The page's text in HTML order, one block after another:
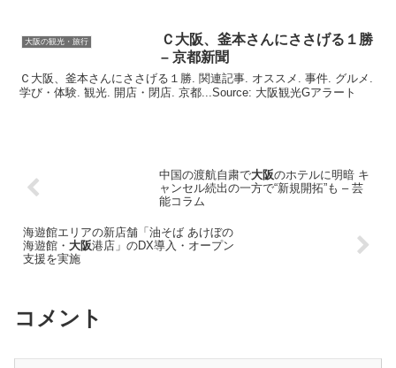
大阪の観光・旅行 Ｃ 大阪、釜本さんにささげる１勝
– 京都新聞
Ｃ大阪、釜本さんにささげる１勝. 関連記事. オススメ. 事件. グルメ.
学び・体験. 観光. 開店・閉店. 京都...Source: 大阪観光Gアラート
中国の渡航自粛で大阪のホテルに明暗 キ
ャンセル続出の一方で“新規開拓”も – 芸
能コラム
海遊館エリアの新店舗「油そば あけぼの
海遊館・ 大阪港店」のDX導入・オープン
支援を実施
コメント